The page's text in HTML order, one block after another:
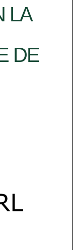
LA
DE